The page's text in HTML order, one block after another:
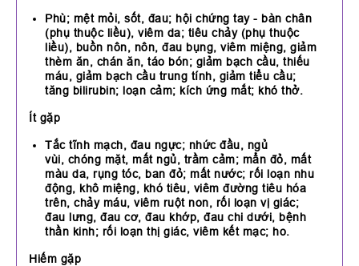
Phù; mệt mỏi, sốt, đau; hội chứng tay - bàn chân
(phụ thuộc liều), viêm da; tiêu chảy (phụ thuộc
liều), buồn nôn, nôn, đau bụng, viêm miệng, giảm
thèm ăn, chán ăn, táo bón; giảm bạch cầu, thiếu
máu, giảm bạch cầu trung tính, giảm tiểu cầu;
tăng bilirubin; loạn cảm; kích ứng mắt; khó thở.
Ít gặp
Tắc tĩnh mạch, đau ngực; nhức đầu, ngủ
vùi, chóng mặt, mất ngủ, trầm cảm; mẩn đỏ, mất
màu da, rụng tóc, ban đỏ; mất nước; rối loạn nhu
động, khô miệng, khó tiêu, viêm đường tiêu hóa
trên, chảy máu, viêm ruột non, rối loạn vị giác;
đau lưng, đau cơ, đau khớp, đau chi dưới, bệnh
thần kinh; rối loạn thị giác, viêm kết mạc; ho.
Hiếm gặp